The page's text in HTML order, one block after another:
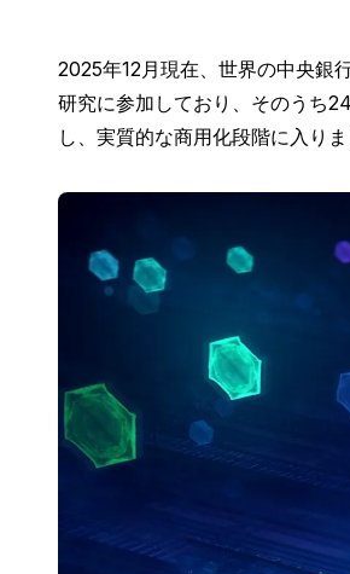
2025年12月現在、世界の中央銀
研究に参加しており、そのうち
し、実質的な商用化段階に入り